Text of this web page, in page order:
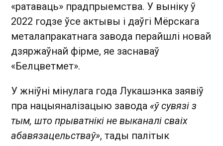
«ратаваць» прадпрыемства. У выніку ў
2022 годзе ўсе актывы і даўгі Мёрскага
металапракатнага завода перайшлі новай
дзяржаўнай фірме, яе заснаваў
«Белцветмет».
У жніўні мінулага года Лукашэнка заявіў
пра нацыяналізацыю завода «ў сувязі з
тым, што прыватнікі не выканалі сваіх
абавязацельстваў», тады палітык